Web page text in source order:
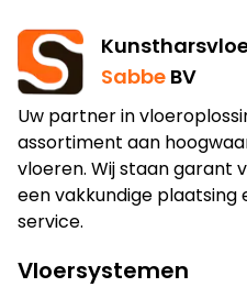
Sabbe BV
Uw partner in
assortiment aan
vloeren. Wij staan garant
een vakkundige plaatsing
service.
Vloersystemen